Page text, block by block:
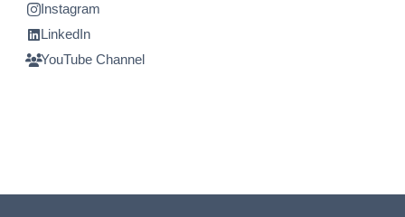
Instagram
LinkedIn
YouTube Channel